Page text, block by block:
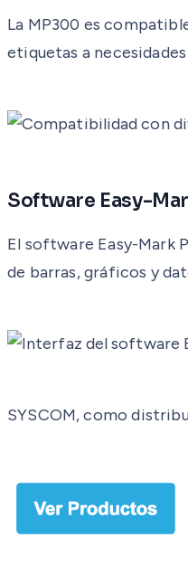
La MP300 es
etiquetas a
Software Easy-
El software Easy-Mark
de barras, gráficos y
SYSCOM, como